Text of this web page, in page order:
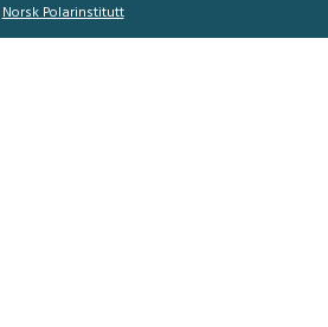
Norsk Polarinstitutt